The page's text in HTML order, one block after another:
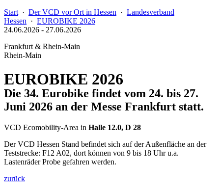
Start · Der VCD vor Ort in Hessen · Landesverband
Hessen · EUROBIKE 2026
24.06.2026 - 27.06.2026
Frankfurt & Rhein-Main
Rhein-Main
EUROBIKE 2026
Die 34. Eurobike findet vom 24. bis 27.
Juni 2026 an der Messe Frankfurt statt.
VCD Ecomobility-Area in Halle 12.0, D 28
Der VCD Hessen Stand befindet sich auf der Außenfläche an der
Teststrecke: F12 A02, dort können von 9 bis 18 Uhr u.a.
Lastenräder Probe gefahren werden.
zurück